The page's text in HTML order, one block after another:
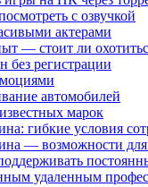
с озвучкой
актерами
— стоит ли
регистрации
автомобилей
марок
гибкие условия
— возможности
удаленным